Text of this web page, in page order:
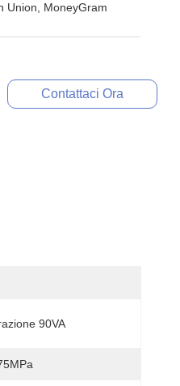
Union, MoneyGram
Contattaci Ora
90VA